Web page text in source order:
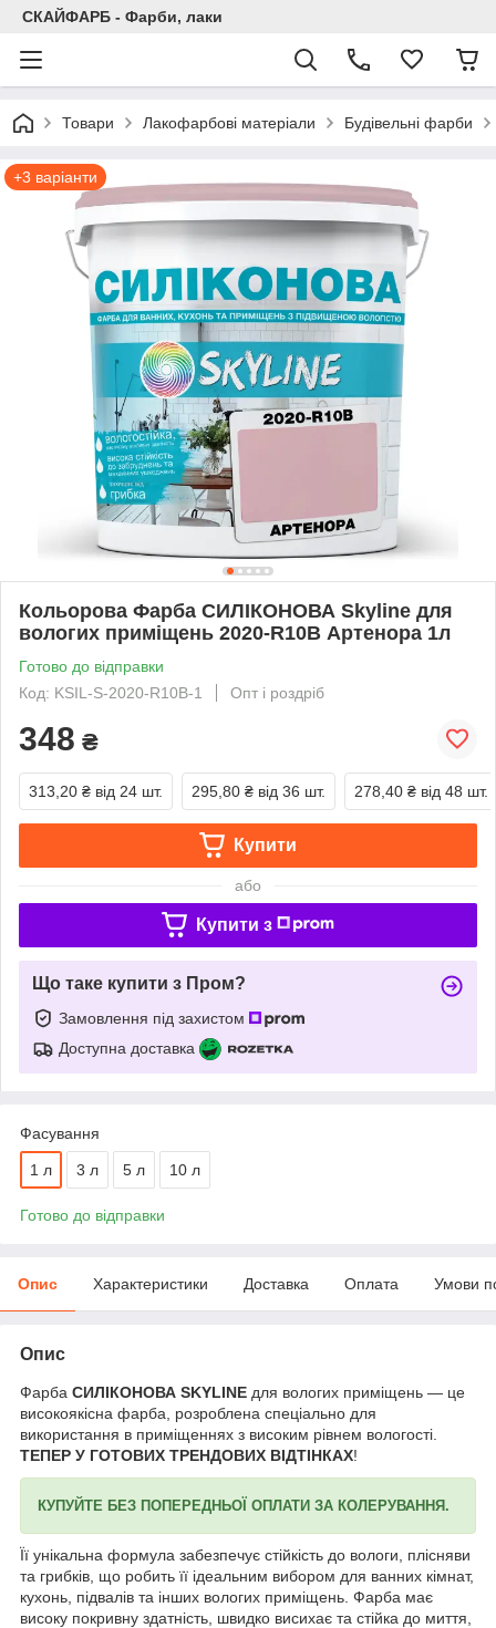
СКАЙФАРБ - Фарби, лаки
Товари Лакофарбові матеріали Будівельні фарби
+3 варіанти
Кольорова Фарба СИЛІКОНОВА Skyline для
вологих приміщень 2020-R10B Артенора 1л
Готово до відправки
Код: KSIL-S-2020-R10B-1
Опт і роздріб
348 ₴
313,20 ₴ від 24 шт. 295,80 ₴ від 36 шт. 278,40 ₴ від 48 шт.
Купити
або
Купити з
Що таке купити з Пром?
Замовлення під захистом
Доступна доставка
Фасування
1 л 3 л 5 л 10 л
Готово до відправки
Опис Характеристики Доставка Оплата Умови
Опис
Фарба СИЛІКОНОВА SKYLINE для вологих приміщень — це
високоякісна фарба, розроблена спеціально для
використання в приміщеннях з високим рівнем вологості.
ТЕПЕР У ГОТОВИХ ТРЕНДОВИХ ВІДТІНКАХ!
КУПУЙТЕ БЕЗ ПОПЕРЕДНЬОЇ ОПЛАТИ ЗА КОЛЕРУВАННЯ.
Її унікальна формула забезпечує стійкість до вологи, плісняви
та грибків, що робить її ідеальним вибором для ванних кімнат,
кухонь, підвалів та інших вологих приміщень. Фарба має
високу покривну здатність, швидко висихає та стійка до миття,